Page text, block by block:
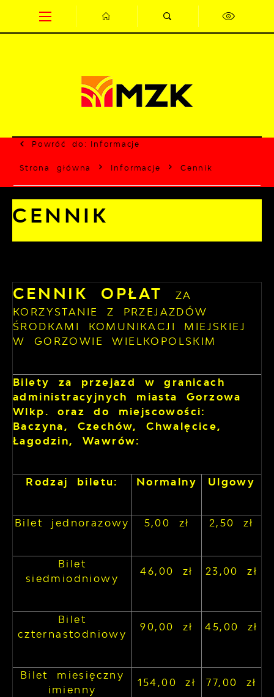
Przejdź do menu.
Przejdź do wyszukiwarki.
Przejdź do treści.
Przejdź do ustawień wielkości czcionki.
Wyłącz wersję kontrastową strony.
Powróć do: Informacje
Strona główna Informacje Cennik
CENNIK
CENNIK OPŁAT
ZA
KORZYSTANIE Z PRZEJAZDÓW
ŚRODKAMI KOMUNIKACJI MIEJSKIEJ
W GORZOWIE WIELKOPOLSKIM
Bilety za przejazd w granicach
administracyjnych miasta Gorzowa
Wlkp. oraz do miejscowości:
Baczyna, Czechów, Chwalęcice,
Łagodzin, Wawrów:
Rodzaj biletu: Normalny Ulgowy
Bilet jednorazowy 5,00 zł 2,50 zł
Bilet
siedmiodniowy
46,00 zł 23,00 zł
Bilet
czternastodniowy
90,00 zł 45,00 zł
Bilet miesięczny
imienny
154,00 zł 77,00 zł